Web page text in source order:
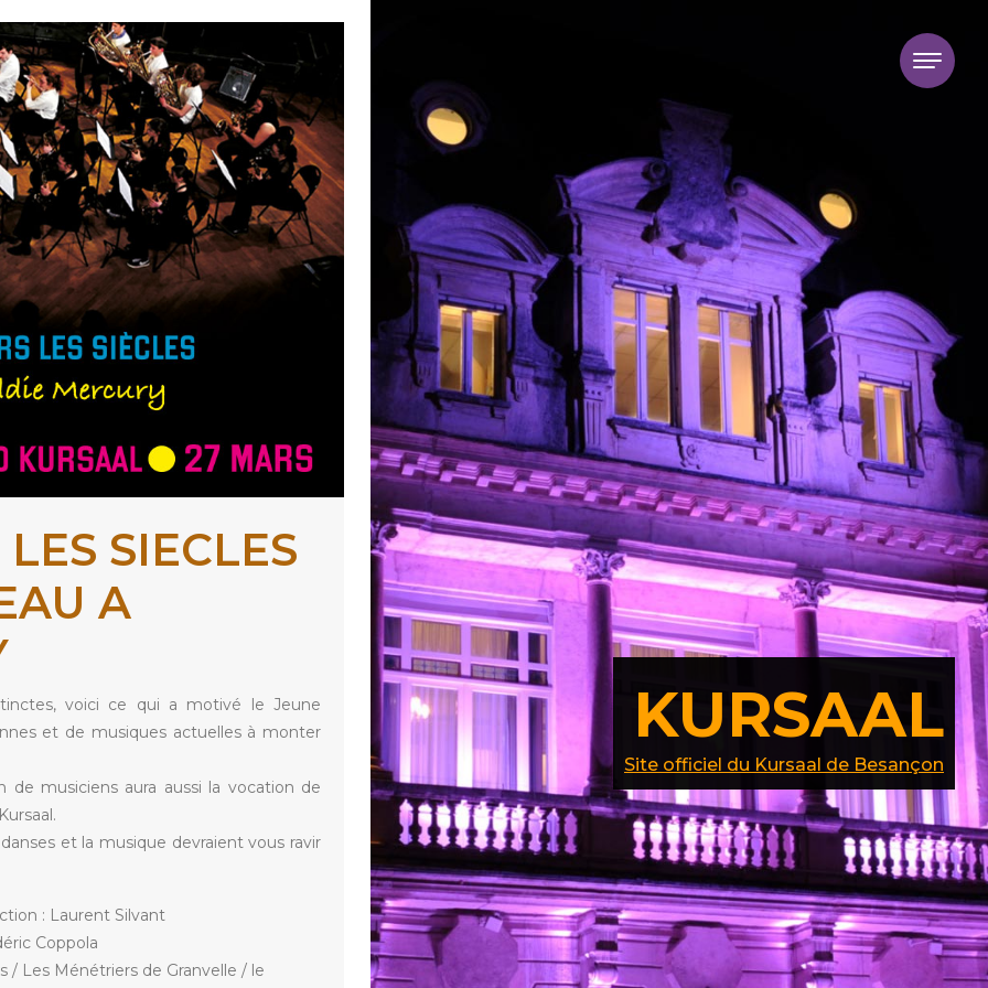
SIECLES
A
voici ce qui a motivé le Jeune
et de musiques actuelles à monter
musiciens aura aussi la vocation de
et la musique devraient vous ravir
: Laurent Silvant
Coppola
/ Les Ménétriers de Granvelle / le
KURSAAL
Site officiel du Kursaal de Besançon